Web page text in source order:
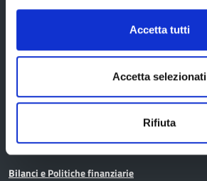
Accetta tutti
Accetta selezionati
Rifiuta
Comunicazione
Temi e Funzioni
Avvocatura
Bilanci e Politiche finanziarie